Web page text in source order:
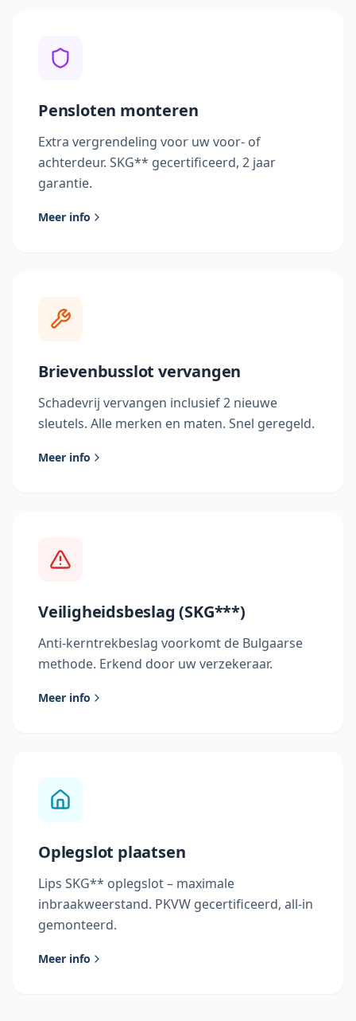
Pensloten monteren
Extra vergrendeling voor uw voor- of
achterdeur. SKG** gecertificeerd, 2 jaar
garantie.
Meer info
Brievenbusslot vervangen
Schadevrij vervangen inclusief 2 nieuwe
sleutels. Alle merken en maten. Snel geregeld.
Meer info
Veiligheidsbeslag (SKG***)
Anti-kerntrekbeslag voorkomt de Bulgaarse
methode. Erkend door uw verzekeraar.
Meer info
Oplegslot plaatsen
Lips SKG** oplegslot – maximale
inbraakweerstand. PKVW gecertificeerd, all-in
gemonteerd.
Meer info